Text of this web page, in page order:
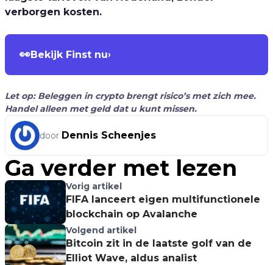
verborgen kosten.
👀Bekijk Finst nu›
Let op: Beleggen in crypto brengt risico’s met zich mee.
Handel alleen met geld dat u kunt missen.
door Dennis Scheenjes
Ga verder met lezen
Vorig artikel
FIFA lanceert eigen multifunctionele
blockchain op Avalanche
Volgend artikel
Bitcoin zit in de laatste golf van de
Elliot Wave, aldus analist